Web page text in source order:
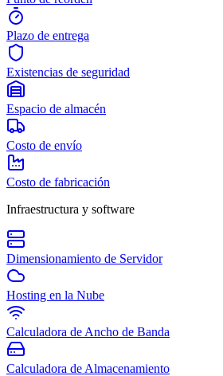
Plazo de entrega
Existencias de seguridad
Espacio de almacén
Costo de envío
Costo de fabricación
Infraestructura y software
Dimensionamiento de Servidor
Hosting en la Nube
Calculadora de Ancho de Banda
Calculadora de Almacenamiento